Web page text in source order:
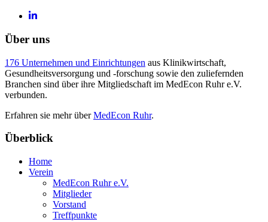
Über uns
176 Unternehmen und Einrichtungen aus Klinikwirtschaft,
Gesundheitsversorgung und -forschung sowie den zuliefernden
Branchen sind über ihre Mitgliedschaft im MedEcon Ruhr e.V.
verbunden.
Erfahren sie mehr überMedEcon Ruhr.
Überblick
Home
Verein
MedEcon Ruhr e.V.
Mitglieder
Vorstand
Treffpunkte